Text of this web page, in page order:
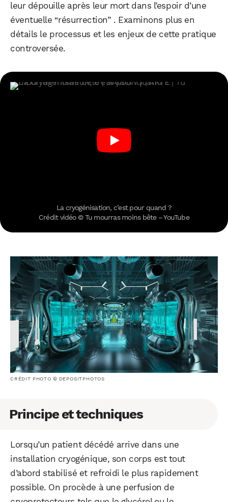
leur dépouille après leur mort dans l’espoir d’une
éventuelle “résurrection” . Examinons plus en
détails le processus et les enjeux de cette pratique
controversée.
La cryogénisation, c’est pour quand ?
Crédit vidéo © Tu mourras moins bête – YouTube
CRÉDIT PHOTO © DEPOSITPHOTOS
Principe et techniques
Lorsqu’un patient décédé arrive dans une
installation cryogénique, son corps est tout
d’abord stabilisé et refroidi le plus rapidement
possible. On procède à une perfusion de